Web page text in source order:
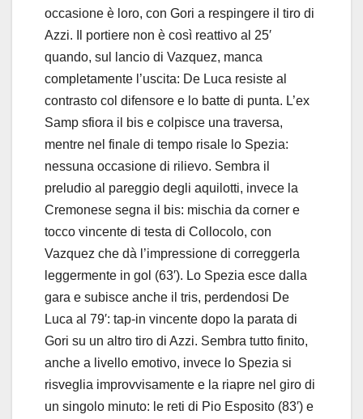
occasione è loro, con Gori a respingere il tiro di
Azzi. Il portiere non è così reattivo al 25′
quando, sul lancio di Vazquez, manca
completamente l’uscita: De Luca resiste al
contrasto col difensore e lo batte di punta. L’ex
Samp sfiora il bis e colpisce una traversa,
mentre nel finale di tempo risale lo Spezia:
nessuna occasione di rilievo. Sembra il
preludio al pareggio degli aquilotti, invece la
Cremonese segna il bis: mischia da corner e
tocco vincente di testa di Collocolo, con
Vazquez che dà l’impressione di correggerla
leggermente in gol (63′). Lo Spezia esce dalla
gara e subisce anche il tris, perdendosi De
Luca al 79′: tap-in vincente dopo la parata di
Gori su un altro tiro di Azzi. Sembra tutto finito,
anche a livello emotivo, invece lo Spezia si
risveglia improvvisamente e la riapre nel giro di
un singolo minuto: le reti di Pio Esposito (83′) e